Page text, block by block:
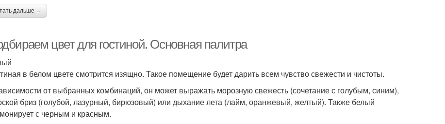
дальше →
цвет для гостиной. Основная палитра
в белом цвете смотрится изящно. Такое помещение будет дарить всем чувство свежести и чистоты.
от выбранных комбинаций, он может выражать морозную свежесть (сочетание с голубым, синим),
бриз (голубой, лазурный, бирюзовый) или дыхание лета (лайм, оранжевый, желтый). Также белый
с черным и красным.